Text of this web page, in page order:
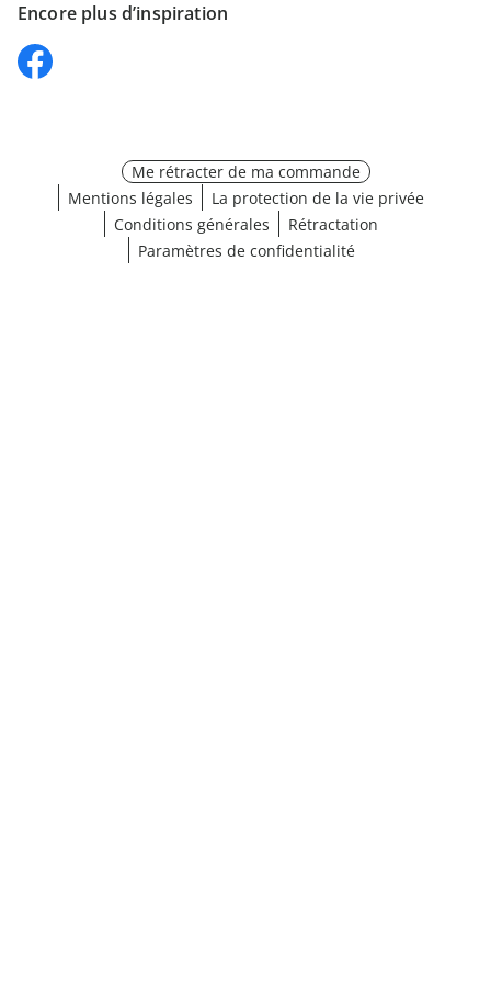
Encore plus d’inspiration
Me rétracter de ma commande
Mentions légales
La protection de la vie privée
Conditions générales
Rétractation
Paramètres de confidentialité